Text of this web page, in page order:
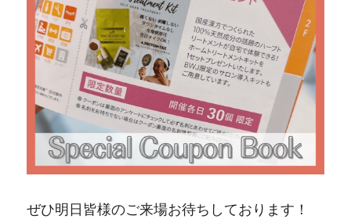
ぜひ明日皆様のご来場お待ちしております！